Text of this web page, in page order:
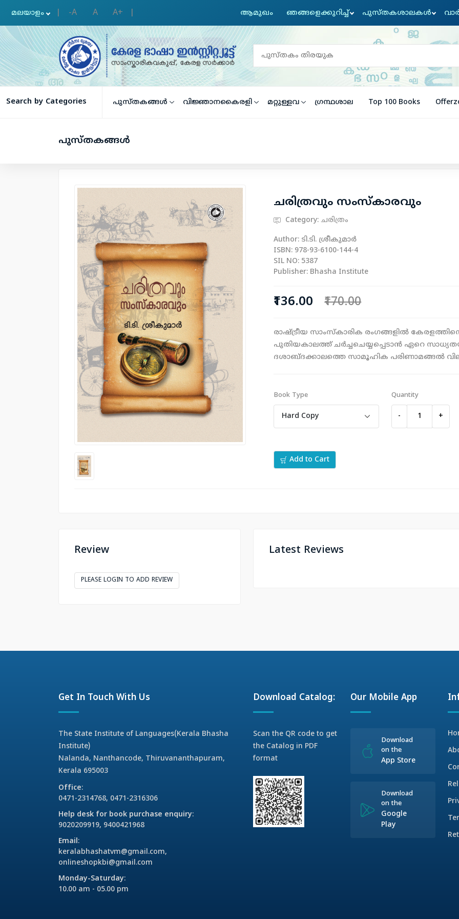
-A A A+ ആമുഖം ഞങ്ങളെക്കുറിച്ച് പുസ്തകശാലകൾ
Search by Categories പുസ്തകങ്ങള്‍ വിജ്ഞാനകൈരളി മറ്റുള്ളവ ഗ്രന്ഥശാല Top 100 Books
പുസ്തകങ്ങള്‍
ചരിത്രവും സംസ്കാരവും
Category: ചരിത്രം
Author: ടി.ടി. ശ്രീകുമാര്‍
ISBN: 978-93-6100-144-4
SIL NO: 5387
Publisher: Bhasha Institute
₹136.00 ₹170.00
രാഷ്ട്രീയ സാംസ്കാരിക രംഗങ്ങളിൽ
പുതിയകാലത്ത് ചര്‍ച്ചചെയ്യപ്പെടാന്‍ ഏറെ
ദശാബ്ദക്കാലത്തെ സാമൂഹിക പരിണാമങ്ങൽ
Book Type Quantity
- +
Add to Cart
Review
PLEASE LOGIN TO ADD REVIEW
Latest Reviews
Get In Touch With Us
The State Institute of Languages(Kerala Bhasha
Institute)
Nalanda, Nanthancode, Thiruvananthapuram,
Kerala 695003
Office:
0471-2314768, 0471-2316306
Help desk for book purchase enquiry:
9020209919, 9400421968
Email:
keralabhashatvm@gmail.com,
onlineshopkbi@gmail.com
Monday-Saturday:
10.00 am - 05.00 pm
Download Catalog:
Scan the QR code to get
the Catalog in PDF
format
Our Mobile App
Download
on the
App Store
Download
on the
Google
Play